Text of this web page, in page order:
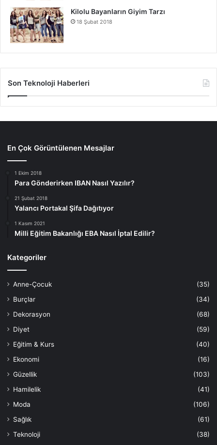
Kilolu Bayanların Giyim Tarzı
18 Şubat 2018
Son Teknoloji Haberleri
En Çok Görüntülenen Mesajlar
1 Ekim 2018
Para Gönderirken IBAN Nasıl Yazılır?
21 Şubat 2018
Yalancı Portakal Şifa Dağıtıyor
1 Kasım 2021
Milli Eğitim Bakanlığı EBA Nasıl İptal Edilir?
Kategoriler
Anne-Çocuk
(35)
Burçlar
(34)
Dekorasyon
(68)
Diyet
(59)
Eğitim & Kurs
(40)
Ekonomi
(16)
Güzellik
(103)
Hamilelik
(41)
Moda
(106)
Sağlık
(61)
Teknoloji
(38)